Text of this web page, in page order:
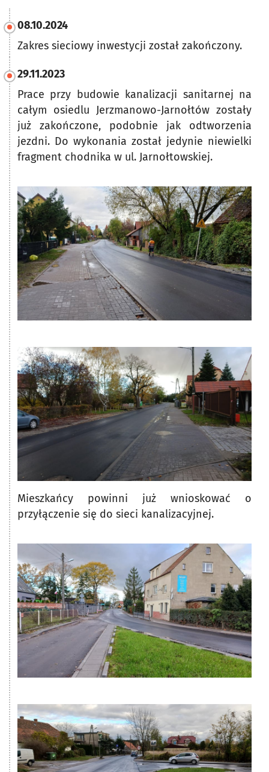
08.10.2024
Zakres sieciowy inwestycji został zakończony.
29.11.2023
Prace przy budowie kanalizacji sanitarnej na
całym osiedlu Jerzmanowo-Jarnołtów zostały
już zakończone, podobnie jak odtworzenia
jezdni. Do wykonania został jedynie niewielki
fragment chodnika w ul. Jarnołtowskiej.
Mieszkańcy powinni już wnioskować o
przyłączenie się do sieci kanalizacyjnej.